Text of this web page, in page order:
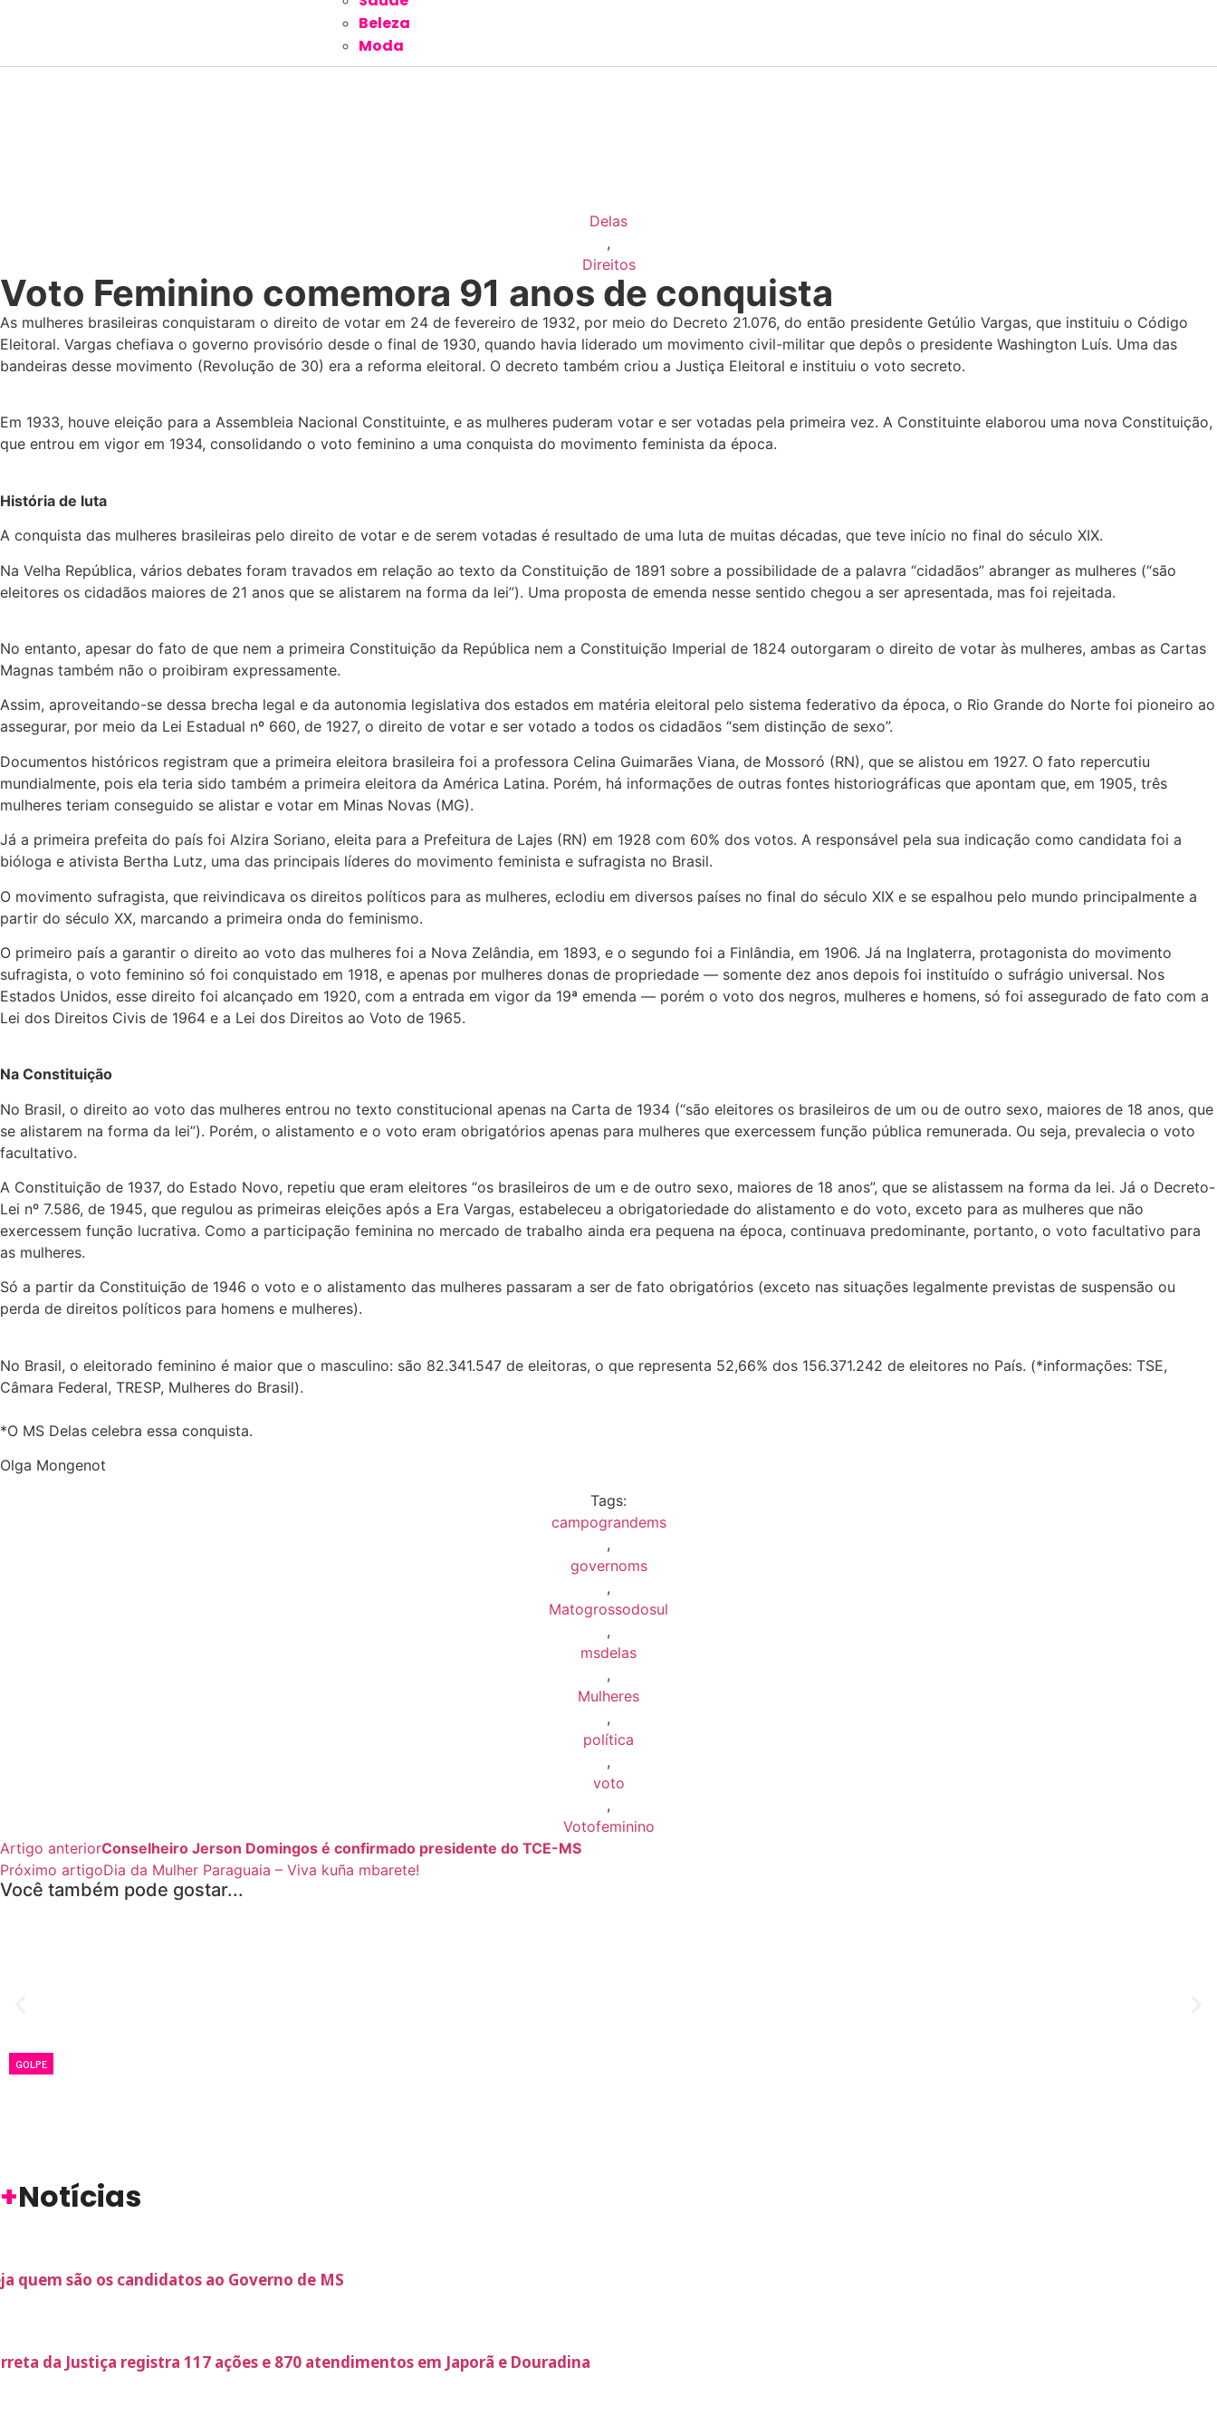
Beleza
Moda
Delas
,
Direitos
Voto Feminino comemora 91 anos de conquista
As mulheres brasileiras conquistaram o direito de votar em 24 de fevereiro de 1932, por meio do Decreto 21.076, do então presidente Getúlio Vargas, que instituiu o Código
Eleitoral. Vargas chefiava o governo provisório desde o final de 1930, quando havia liderado um movimento civil-militar que depôs o presidente Washington Luís. Uma das
bandeiras desse movimento (Revolução de 30) era a reforma eleitoral. O decreto também criou a Justiça Eleitoral e instituiu o voto secreto.
Em 1933, houve eleição para a Assembleia Nacional Constituinte, e as mulheres puderam votar e ser votadas pela primeira vez. A Constituinte elaborou uma nova Constituição,
que entrou em vigor em 1934, consolidando o voto feminino a uma conquista do movimento feminista da época.
História de luta
A conquista das mulheres brasileiras pelo direito de votar e de serem votadas é resultado de uma luta de muitas décadas, que teve início no final do século XIX.
Na Velha República, vários debates foram travados em relação ao texto da Constituição de 1891 sobre a possibilidade de a palavra “cidadãos” abranger as mulheres (“são
eleitores os cidadãos maiores de 21 anos que se alistarem na forma da lei”). Uma proposta de emenda nesse sentido chegou a ser apresentada, mas foi rejeitada.
No entanto, apesar do fato de que nem a primeira Constituição da República nem a Constituição Imperial de 1824 outorgaram o direito de votar às mulheres, ambas as Cartas
Magnas também não o proibiram expressamente.
Assim, aproveitando-se dessa brecha legal e da autonomia legislativa dos estados em matéria eleitoral pelo sistema federativo da época, o Rio Grande do Norte foi pioneiro ao
assegurar, por meio da Lei Estadual nº 660, de 1927, o direito de votar e ser votado a todos os cidadãos “sem distinção de sexo”.
Documentos históricos registram que a primeira eleitora brasileira foi a professora Celina Guimarães Viana, de Mossoró (RN), que se alistou em 1927. O fato repercutiu
mundialmente, pois ela teria sido também a primeira eleitora da América Latina. Porém, há informações de outras fontes historiográficas que apontam que, em 1905, três
mulheres teriam conseguido se alistar e votar em Minas Novas (MG).
Já a primeira prefeita do país foi Alzira Soriano, eleita para a Prefeitura de Lajes (RN) em 1928 com 60% dos votos. A responsável pela sua indicação como candidata foi a
bióloga e ativista Bertha Lutz, uma das principais líderes do movimento feminista e sufragista no Brasil.
O movimento sufragista, que reivindicava os direitos políticos para as mulheres, eclodiu em diversos países no final do século XIX e se espalhou pelo mundo principalmente a
partir do século XX, marcando a primeira onda do feminismo.
O primeiro país a garantir o direito ao voto das mulheres foi a Nova Zelândia, em 1893, e o segundo foi a Finlândia, em 1906. Já na Inglaterra, protagonista do movimento
sufragista, o voto feminino só foi conquistado em 1918, e apenas por mulheres donas de propriedade — somente dez anos depois foi instituído o sufrágio universal. Nos
Estados Unidos, esse direito foi alcançado em 1920, com a entrada em vigor da 19ª emenda — porém o voto dos negros, mulheres e homens, só foi assegurado de fato com a
Lei dos Direitos Civis de 1964 e a Lei dos Direitos ao Voto de 1965.
Na Constituição
No Brasil, o direito ao voto das mulheres entrou no texto constitucional apenas na Carta de 1934 (“são eleitores os brasileiros de um ou de outro sexo, maiores de 18 anos, que
se alistarem na forma da lei”). Porém, o alistamento e o voto eram obrigatórios apenas para mulheres que exercessem função pública remunerada. Ou seja, prevalecia o voto
facultativo.
A Constituição de 1937, do Estado Novo, repetiu que eram eleitores “os brasileiros de um e de outro sexo, maiores de 18 anos”, que se alistassem na forma da lei. Já o Decreto-
Lei nº 7.586, de 1945, que regulou as primeiras eleições após a Era Vargas, estabeleceu a obrigatoriedade do alistamento e do voto, exceto para as mulheres que não
exercessem função lucrativa. Como a participação feminina no mercado de trabalho ainda era pequena na época, continuava predominante, portanto, o voto facultativo para
as mulheres.
Só a partir da Constituição de 1946 o voto e o alistamento das mulheres passaram a ser de fato obrigatórios (exceto nas situações legalmente previstas de suspensão ou
perda de direitos políticos para homens e mulheres).
No Brasil, o eleitorado feminino é maior que o masculino: são 82.341.547 de eleitoras, o que representa 52,66% dos 156.371.242 de eleitores no País. (*informações: TSE,
Câmara Federal, TRESP, Mulheres do Brasil).
*O MS Delas celebra essa conquista.
Olga Mongenot
Tags:
campograndems
,
governoms
,
Matogrossodosul
,
msdelas
,
Mulheres
,
política
,
voto
,
Votofeminino
Artigo anteriorConselheiro Jerson Domingos é confirmado presidente do TCE-MS
Próximo artigoDia da Mulher Paraguaia – Viva kuña mbarete!
Você também pode gostar...
GOLPE
+Notícias
quem são os candidatos ao Governo de MS
da Justiça registra 117 ações e 870 atendimentos em Japorã e Douradina